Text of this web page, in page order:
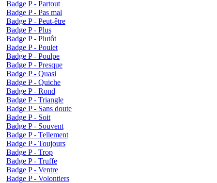
Badge P - Partout
Badge P - Pas mal
Badge P - Peut-être
Badge P - Plus
Badge P - Plutôt
Badge P - Poulet
Badge P - Poulpe
Badge P - Presque
Badge P - Quasi
Badge P - Quiche
Badge P - Rond
Badge P - Triangle
Badge P - Sans doute
Badge P - Soit
Badge P - Souvent
Badge P - Tellement
Badge P - Toujours
Badge P - Trop
Badge P - Truffe
Badge P - Ventre
Badge P - Volontiers